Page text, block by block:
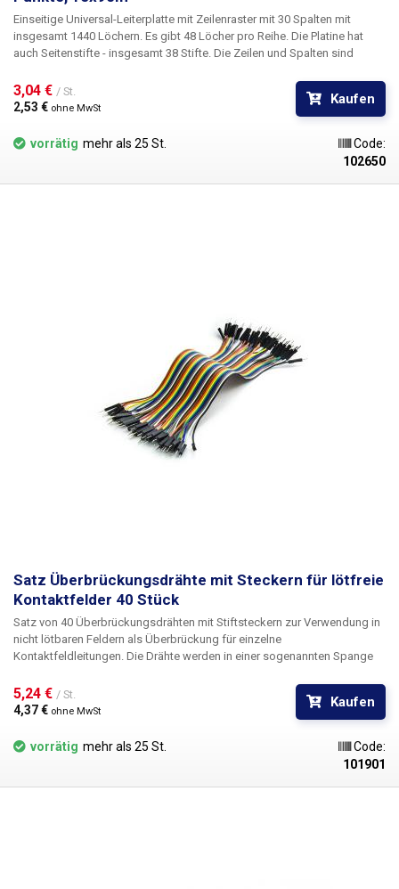
Einseitige Universal-Leiterplatte mit Zeilenraster mit 30 Spalten mit
insgesamt 1440 Löchern. Es gibt 48 Löcher pro Reihe. Die Platine hat
auch Seitenstifte - insgesamt 38 Stifte. Die Zeilen und Spalten sind
Cuprexcard-Leiterplatte bietet eine einfache, kostengünstige und vor
allem schnelle Möglichkeit der Leiterplattenerstellung ohne aufwendiges
Design, Ätzen und Bohren. Einfach die vorgebohrte Leiterplatte mit
Bauteilen bestücken, diese verlöten und durch Verbinden der einzelnen
Punkte oder Drahtbrücken einen Zinnpfad zwischen den Bauteilen
höhere Stabilität und Zuverlässigkeit.
3,04 € / St.
2,53 € ohne MwSt
Kaufen
vorrätig mehr als 25 St.
Code:
102650
Satz Überbrückungsdrähte mit Steckern für lötfreie
Kontaktfelder 40 Stück
Satz von 40 Überbrückungsdrähten mit Stiftsteckern zur Verwendung in
nicht lötbaren Feldern als Überbrückung für einzelne
Kontaktfeldleitungen. Die Drähte werden in einer sogenannten Spange
oder z.B. in einem Bündel von mehreren Drähten herausgetrennt werden.
Jedes Armband enthält 10 Farben in vier Serien. Einfache Handhabung.
Empfohlen für alle nicht lötbaren Bereiche in unserem Sortiment.
5,24 € / St.
4,37 € ohne MwSt
Kaufen
vorrätig mehr als 25 St.
Code:
101901